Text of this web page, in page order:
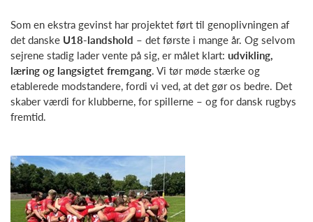
Som en ekstra gevinst har projektet ført til genoplivningen af
det danske U18-landshold – det første i mange år. Og selvom
sejrene stadig lader vente på sig, er målet klart: udvikling,
læring og langsigtet fremgang . Vi tør møde stærke og
etablerede modstandere, fordi vi ved, at det gør os bedre. Det
skaber værdi for klubberne, for spillerne – og for dansk rugbys
fremtid.